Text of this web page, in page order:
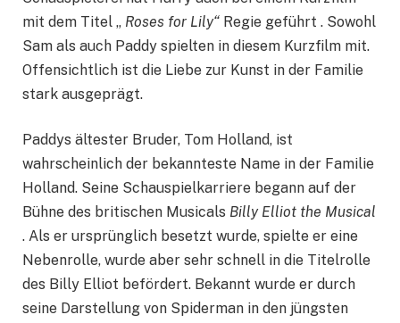
mit dem Titel „ Roses for Lily“ Regie geführt . Sowohl
Sam als auch Paddy spielten in diesem Kurzfilm mit.
Offensichtlich ist die Liebe zur Kunst in der Familie
stark ausgeprägt.
Paddys ältester Bruder, Tom Holland, ist
wahrscheinlich der bekannteste Name in der Familie
Holland. Seine Schauspielkarriere begann auf der
Bühne des britischen Musicals Billy Elliot the Musical
. Als er ursprünglich besetzt wurde, spielte er eine
Nebenrolle, wurde aber sehr schnell in die Titelrolle
des Billy Elliot befördert. Bekannt wurde er durch
seine Darstellung von Spiderman in den jüngsten